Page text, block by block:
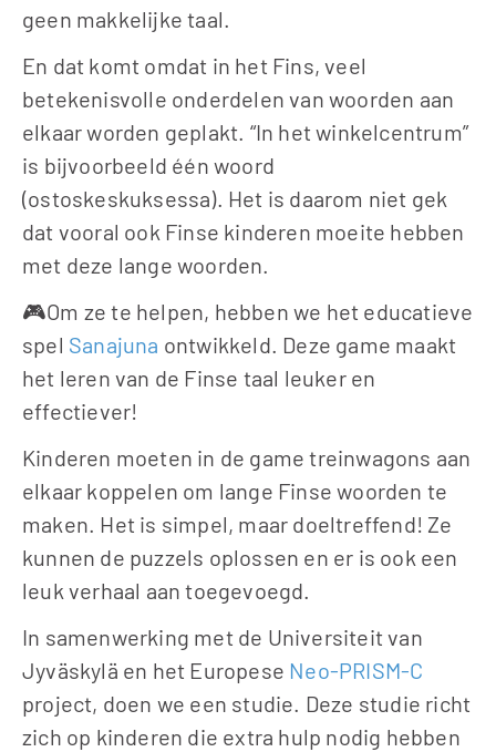
geen makkelijke taal.
En dat komt omdat in het Fins, veel
betekenisvolle onderdelen van woorden aan
elkaar worden geplakt. “In het winkelcentrum”
is bijvoorbeeld één woord
(ostoskeskuksessa). Het is daarom niet gek
dat vooral ook Finse kinderen moeite hebben
met deze lange woorden.
🎮Om ze te helpen, hebben we het educatieve
spel Sanajuna ontwikkeld. Deze game maakt
het leren van de Finse taal leuker en
effectiever!
Kinderen moeten in de game treinwagons aan
elkaar koppelen om lange Finse woorden te
maken. Het is simpel, maar doeltreffend! Ze
kunnen de puzzels oplossen en er is ook een
leuk verhaal aan toegevoegd.
In samenwerking met de Universiteit van
Jyväskylä en het Europese Neo-PRISM-C
project, doen we een studie. Deze studie richt
zich op kinderen die extra hulp nodig hebben